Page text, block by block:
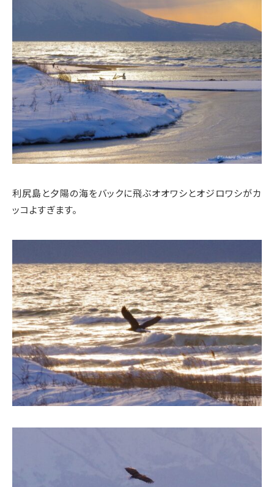
利尻島と夕陽の海をバックに飛ぶオオワシとオジロワシがカ
ッコよすぎます。